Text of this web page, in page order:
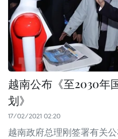
越南公布《至2030年
划》
17/02/2021 02:20
越南政府总理刚签署有关